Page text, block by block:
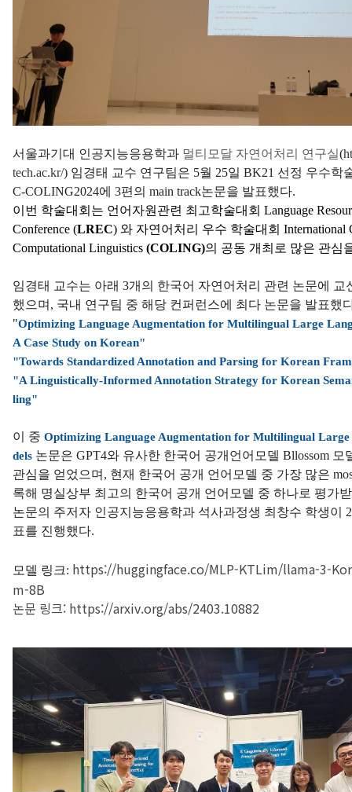
서울과기대 인공지능응용학과 멀티모달 자연어처리 연구실(
tech.ac.kr/) 임경태 교수 연구팀은 5월 25일 BK21 선정 우수학
C-COLING2024에 3편의 main track논문을 발표했다.
이번 학술대회는 언어자원관련 최고학술대회Language
Conference (LREC) 와 자연어처리 우수 학술대회International
Computational Linguistics(COLING)의 공동 개최로 많은 관심
임경태 교수는 아래 3개의 한국어 자연어처리 관련 논문에 교
했으며, 국내 연구팀 중 해당 컨퍼런스에 최다 논문을 발표했
"Optimizing Language Augmentation for Multilingual Large
A Case Study on Korean"
"Towards Standardized Annotation and Parsing for Korean
"A Linguistically-Informed Annotation Strategy for Korean
ling"
이 중Optimizing Language Augmentation for Multilingual Large
dels 논문은 GPT4와 유사한 한국어 공개언어모델 Bllossom 모
관심을 얻었으며, 현재 한국어 공개 언어모델 중 가장 많은
록해 명실상부 최고의 한국어 공개 언어모델 중 하나로 평가
논문의 주저자 인공지능응용학과 석사과정생 최창수 학생이
표를 진행했다.
모델 링크: https://huggingface.co/MLP-KTLim/llama-3-
m-8B
논문 링크: https://arxiv.org/abs/2403.10882